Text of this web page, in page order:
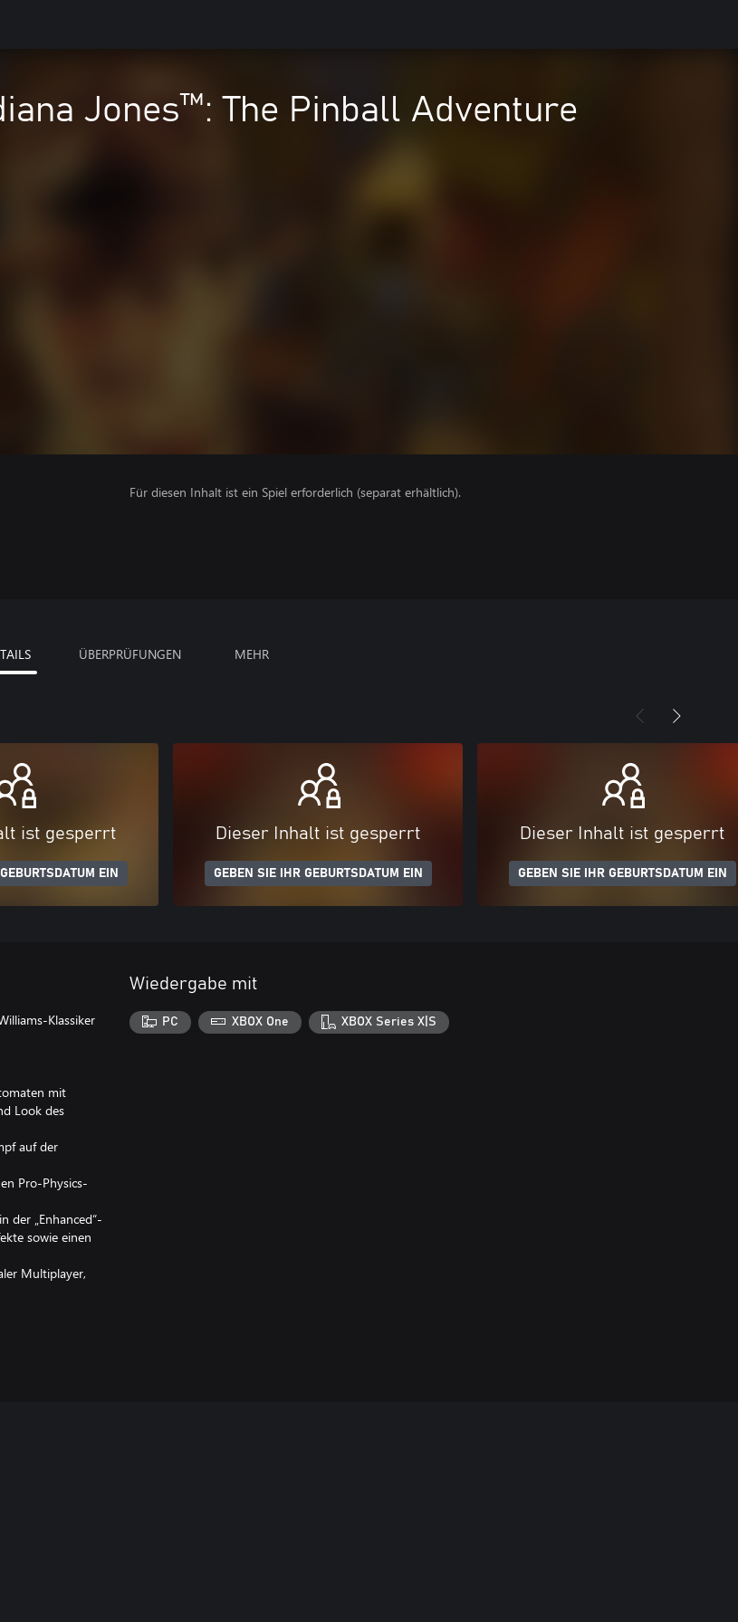
Jones™: The Pinball Adventure
Für diesen Inhalt ist ein Spiel erforderlich (separat erhältlich).
ÜBERPRÜFUNGEN MEHR
ist gesperrt
EIN
Dieser Inhalt ist gesperrt
GEBEN SIE IHR GEBURTSDATUM EIN
Dieser Inhalt ist gesperrt
GEBEN SIE IHR GEBURTSDATUM EIN
Klassiker
mit
Look des
auf der
Pro-Physics-
der „Enhanced“-
sowie einen
Multiplayer,
Wiedergabe mit
PC XBOX One XBOX Series X|S